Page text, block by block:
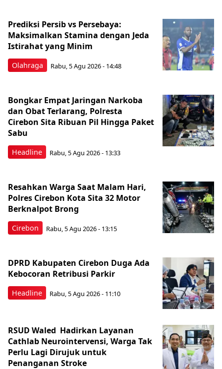
Olahraga
Prediksi Persib vs Persebaya:
Maksimalkan Stamina dengan Jeda
Istirahat yang Minim
Rabu, 5 Agu 2026 - 14:48
Headline
Bongkar Empat Jaringan Narkoba
dan Obat Terlarang, Polresta
Cirebon Sita Ribuan Pil Hingga Paket
Sabu
Rabu, 5 Agu 2026 - 13:33
Cirebon
Resahkan Warga Saat Malam Hari,
Polres Cirebon Kota Sita 32 Motor
Berknalpot Brong
Rabu, 5 Agu 2026 - 13:15
Headline
DPRD Kabupaten Cirebon Duga Ada
Kebocoran Retribusi Parkir
Rabu, 5 Agu 2026 - 11:10
RSUD Waled Hadirkan Layanan
Cathlab Neurointervensi, Warga Tak
Perlu Lagi Dirujuk untuk
Penanganan Stroke